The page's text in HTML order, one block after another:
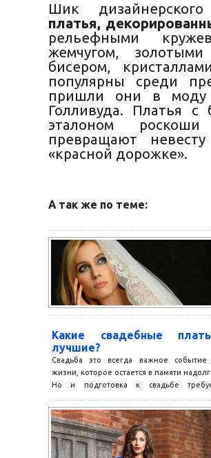
Шик дизайнерского
платья,
рельефными
жемчугом,
бисером,
популярны среди
пришли они в
Голливуда. Платья с
эталоном
превращают
«красной дорожке».
А так же по теме:
Какие свадебные
лучшие?
Свадьба это всегда важное событие
жизни, которое остается в памяти
Но и подготовка к свадьбе